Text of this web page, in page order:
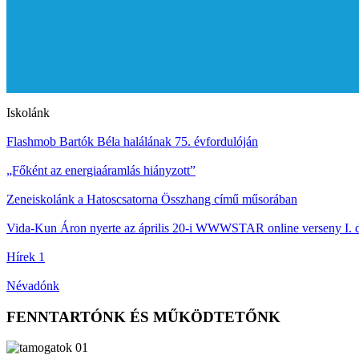
Iskolánk
Flashmob Bartók Béla halálának 75. évfordulóján
„Főként az energiaáramlás hiányzott”
Zeneiskolánk a Hatoscsatorna Összhang című műsorában
Vida-Kun Áron nyerte az április 20-i WWWSTAR online verseny I.
Hírek 1
Névadónk
FENNTARTÓNK ÉS MŰKÖDTETŐNK